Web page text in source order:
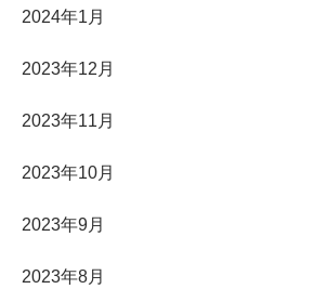
2024年1月
2023年12月
2023年11月
2023年10月
2023年9月
2023年8月